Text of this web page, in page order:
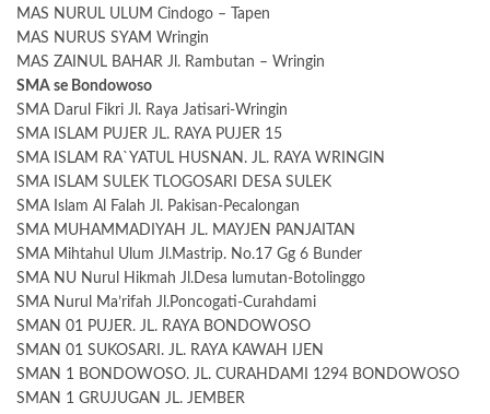
MAS NURUL ULUM Cindogo – Tapen
MAS NURUS SYAM Wringin
MAS ZAINUL BAHAR Jl. Rambutan – Wringin
SMA se Bondowoso
SMA Darul Fikri Jl. Raya Jatisari-Wringin
SMA ISLAM PUJER JL. RAYA PUJER 15
SMA ISLAM RA`YATUL HUSNAN. JL. RAYA WRINGIN
SMA ISLAM SULEK TLOGOSARI DESA SULEK
SMA Islam Al Falah Jl. Pakisan-Pecalongan
SMA MUHAMMADIYAH JL. MAYJEN PANJAITAN
SMA Mihtahul Ulum Jl.Mastrip. No.17 Gg 6 Bunder
SMA NU Nurul Hikmah Jl.Desa lumutan-Botolinggo
SMA Nurul Ma’rifah Jl.Poncogati-Curahdami
SMAN 01 PUJER. JL. RAYA BONDOWOSO
SMAN 01 SUKOSARI. JL. RAYA KAWAH IJEN
SMAN 1 BONDOWOSO. JL. CURAHDAMI 1294 BONDOWOSO
SMAN 1 GRUJUGAN JL. JEMBER